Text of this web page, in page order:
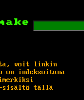
voit linkin
on indeksoituna
-sisältö tällä